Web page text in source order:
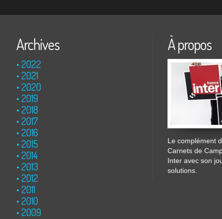
Archives
2022
2021
2020
2019
2018
2017
2016
2015
2014
2013
2012
2011
2010
2009
À propos
Le complément
Carnets de
Inter avec son
solutions.